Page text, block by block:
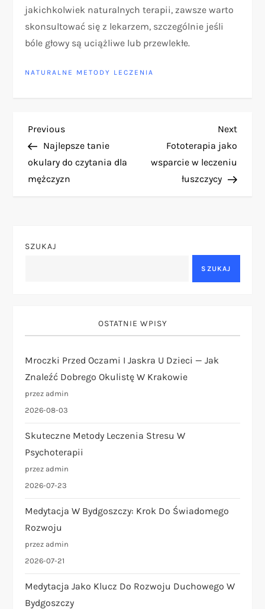
jakichkolwiek naturalnych terapii, zawsze warto
skonsultować się z lekarzem, szczególnie jeśli
bóle głowy są uciążliwe lub przewlekłe.
NATURALNE METODY LECZENIA
N
a
w
g
j
a
w
p
i
s
u
Previous
Post
Previous
Najlepsze tanie
okulary do czytania dla
mężczyzn
Next
Post
Next
Fototerapia jako
wsparcie w leczeniu
łuszczycy
SZUKAJ
SZUKAJ
OSTATNIE WPISY
Mroczki Przed Oczami I Jaskra U Dzieci — Jak
Znaleźć Dobrego Okulistę W Krakowie
przez admin
2026-08-03
Skuteczne Metody Leczenia Stresu W
Psychoterapii
przez admin
2026-07-23
Medytacja W Bydgoszczy: Krok Do Świadomego
Rozwoju
przez admin
2026-07-21
Medytacja Jako Klucz Do Rozwoju Duchowego W
Bydgoszczy